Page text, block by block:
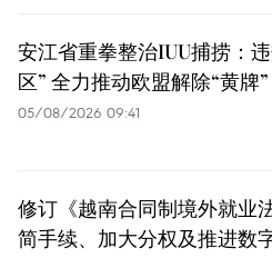
安江省重拳整治IUU捕捞：
区” 全力推动欧盟解除“黄牌”
05/08/2026 09:41
修订《越南合同制境外就业
简手续、加大分权及推进数